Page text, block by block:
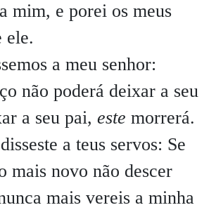
mim, e porei os meus
ele.
a meu senhor:
não poderá deixar a seu
a seu pai, este morrerá.
a teus servos: Se
mais novo não descer
mais vereis a minha